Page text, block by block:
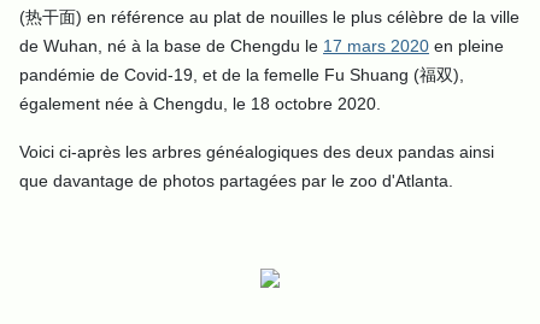
(热干面) en référence au plat de nouilles le plus célèbre de la ville
de Wuhan, né à la base de Chengdu le 17 mars 2020 en pleine
pandémie de Covid-19, et de la femelle Fu Shuang (福双),
également née à Chengdu, le 18 octobre 2020.
Voici ci-après les arbres généalogiques des deux pandas ainsi
que davantage de photos partagées par le zoo d'Atlanta.